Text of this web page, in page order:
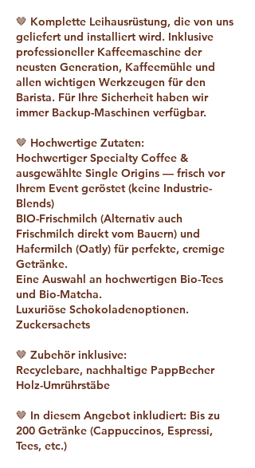
🤎 Komplette Leihausrüstung, die von uns
geliefert und installiert wird. Inklusive
professioneller Kaffeemaschine der
neusten Generation, Kaffeemühle und
allen wichtigen Werkzeugen für den
Barista. Für Ihre Sicherheit haben wir
immer Backup-Maschinen verfügbar.
🤎 Hochwertige Zutaten:
Hochwertiger Specialty Coffee &
ausgewählte Single Origins — frisch vor
Ihrem Event geröstet (keine Industrie-
Blends)
BIO-Frischmilch (Alternativ auch
Frischmilch direkt vom Bauern) und
Hafermilch (Oatly) für perfekte, cremige
Getränke.
Eine Auswahl an hochwertigen Bio-Tees
und Bio-Matcha.
Luxuriöse Schokoladenoptionen.
Zuckersachets
🤎 Zubehör inklusive:
Recyclebare, nachhaltige PappBecher
Holz-Umrührstäbe
🤎 In diesem Angebot inkludiert: Bis zu
200 Getränke (Cappuccinos, Espressi,
Tees, etc.)